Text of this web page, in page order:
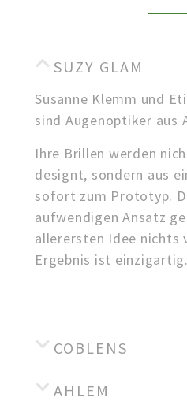
SUZY GLAM
Susanne Klemm und
sind Augenoptiker aus
Ihre Brillen werden
designt, sondern aus
sofort zum Prototyp.
aufwendigen Ansatz
allerersten Idee nichts
Ergebnis ist einzigartig.
COBLENS
AHLEM